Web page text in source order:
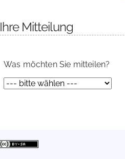
Ihre Mitteilung
Was möchten Sie mitteilen?